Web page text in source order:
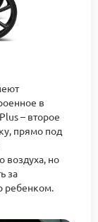
в
– второе
прямо под
воздуха, но
за
ребенком.